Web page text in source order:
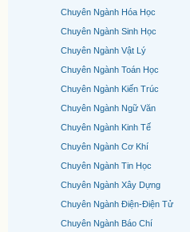
Chuyên Ngành Hóa Học
Chuyên Ngành Sinh Học
Chuyên Ngành Vật Lý
Chuyên Ngành Toán Học
Chuyên Ngành Kiến Trúc
Chuyên Ngành Ngữ Văn
Chuyên Ngành Kinh Tế
Chuyên Ngành Cơ Khí
Chuyên Ngành Tin Học
Chuyên Ngành Xây Dựng
Chuyên Ngành Điện-Điện Tử
Chuyên Ngành Báo Chí